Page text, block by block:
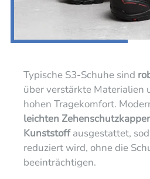
Typische S3-Schuhe sind
über verstärkte Materialien
hohen Tragekomfort.
leichten
Kunststoffausgestattet,
reduziert wird, ohne die
beeinträchtigen.